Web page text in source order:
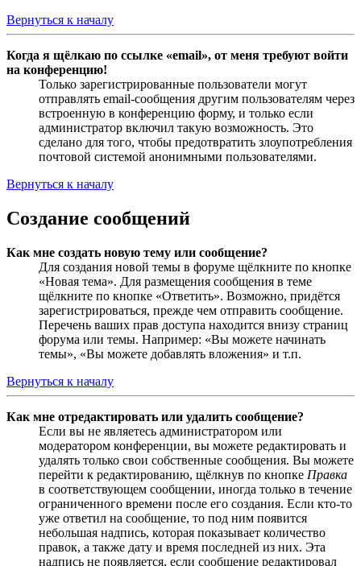
Вернуться к началу
Когда я щёлкаю по ссылке «email», от меня требуют войти
на конференцию!
Только зарегистрированные пользователи могут
отправлять email-сообщения другим пользователям через
встроенную в конференцию форму, и только если
администратор включил такую возможность. Это
сделано для того, чтобы предотвратить злоупотребления
почтовой системой анонимными пользователями.
Вернуться к началу
Создание сообщений
Как мне создать новую тему или сообщение?
Для создания новой темы в форуме щёлкните по кнопке
«Новая тема». Для размещения сообщения в теме
щёлкните по кнопке «Ответить». Возможно, придётся
зарегистрироваться, прежде чем отправить сообщение.
Перечень ваших прав доступа находится внизу страниц
форума или темы. Например: «Вы можете начинать
темы», «Вы можете добавлять вложения» и т.п.
Вернуться к началу
Как мне отредактировать или удалить сообщение?
Если вы не являетесь администратором или
модератором конференции, вы можете редактировать и
удалять только свои собственные сообщения. Вы можете
перейти к редактированию, щёлкнув по кнопке Правка
в соответствующем сообщении, иногда только в течение
ограниченного времени после его создания. Если кто-то
уже ответил на сообщение, то под ним появится
небольшая надпись, которая показывает количество
правок, а также дату и время последней из них. Эта
надпись не появляется, если сообщение редактировал